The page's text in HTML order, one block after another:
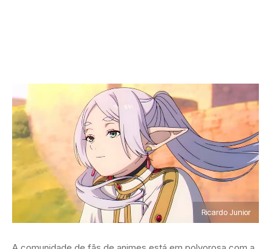
Ricardo Junior